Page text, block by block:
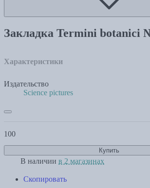
Закладка Termini botanici
Характеристики
Издательство
Science pictures
100
Купить
В наличии в 2 магазинах
Скопировать